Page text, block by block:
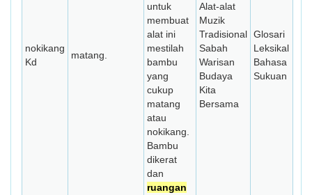
nokikang
Kd
matang.
untuk
membuat
alat ini
mestilah
bambu
yang
cukup
matang
atau
nokikang.
Bambu
dikerat
dan
ruangan
Alat-alat
Muzik
Tradisional
Sabah
Warisan
Budaya
Kita
Bersama
Glosari
Leksikal
Bahasa
Sukuan